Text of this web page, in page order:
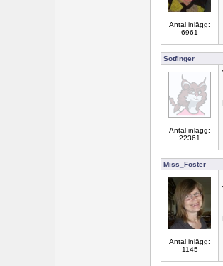
Antal inlägg:
6961
Sotfinger
Antal inlägg:
22361
Miss_Foster
Antal inlägg:
1145